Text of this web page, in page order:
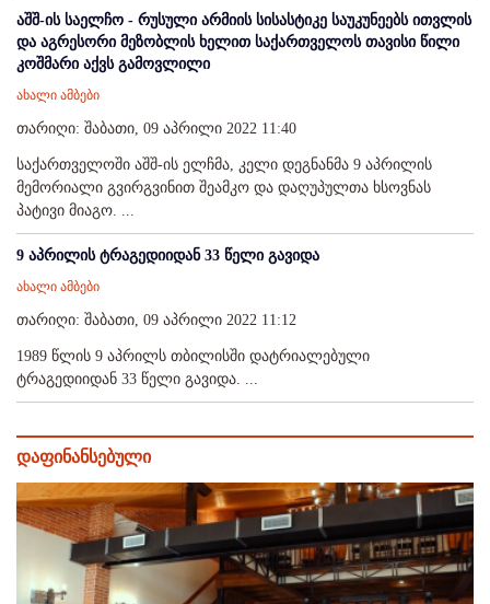
აშშ-ის საელჩო - რუსული არმიის სისასტიკე საუკუნეებს ითვლის
და აგრესორი მეზობლის ხელით საქართველოს თავისი წილი
კოშმარი აქვს გამოვლილი
ახალი ამბები
თარიღი: შაბათი, 09 აპრილი 2022 11:40
საქართველოში აშშ-ის ელჩმა, კელი დეგნანმა 9 აპრილის
მემორიალი გვირგვინით შეამკო და დაღუპულთა ხსოვნას
პატივი მიაგო. ...
9 აპრილის ტრაგედიიდან 33 წელი გავიდა
ახალი ამბები
თარიღი: შაბათი, 09 აპრილი 2022 11:12
1989 წლის 9 აპრილს თბილისში დატრიალებული
ტრაგედიიდან 33 წელი გავიდა. ...
დაფინანსებული